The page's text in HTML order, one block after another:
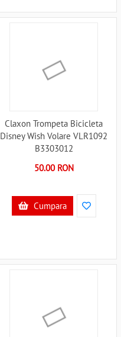
Claxon Trompeta Bicicleta
Disney Wish Volare VLR1092
B3303012
50.00 RON
Cumpara